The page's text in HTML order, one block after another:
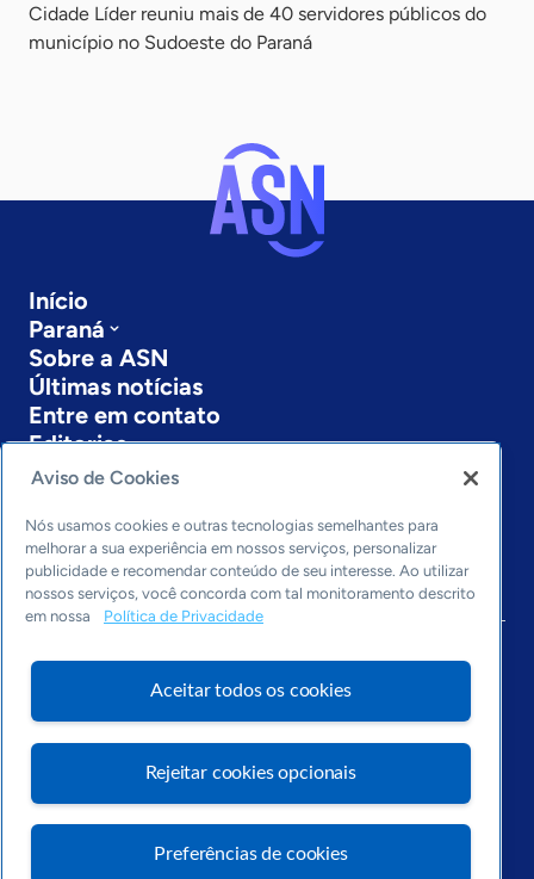
Cidade Líder reuniu mais de 40 servidores públicos do
município no Sudoeste do Paraná
Início
Paraná
Sobre a ASN
Últimas notícias
Entre em contato
Editorias
Economia & Política
Inovação & Tecnologia
Cultura empreendedora
Dados
Arquivo
Aviso de Cookies
Nós usamos cookies e outras tecnologias semelhantes para
melhorar a sua experiência em nossos serviços, personalizar
publicidade e recomendar conteúdo de seu interesse. Ao utilizar
nossos serviços, você concorda com tal monitoramento descrito
em nossa
Política de Privacidade
Aceitar todos os cookies
Rejeitar cookies opcionais
Preferências de cookies